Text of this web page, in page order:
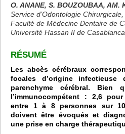
O. ANANE, S. BOUZOUBAA, AM.
Service d’Odontologie
Faculté de Médecine Dentaire de
Université Hassan II de Casablanca
RÉSUMÉ
Les abcès cérébraux
focales d’origine infectieuse
parenchyme cérébral. Bien
l’immunocompétent : 2,6
entre 1 à 8 personnes sur
doivent être évoqués et
une prise en charge